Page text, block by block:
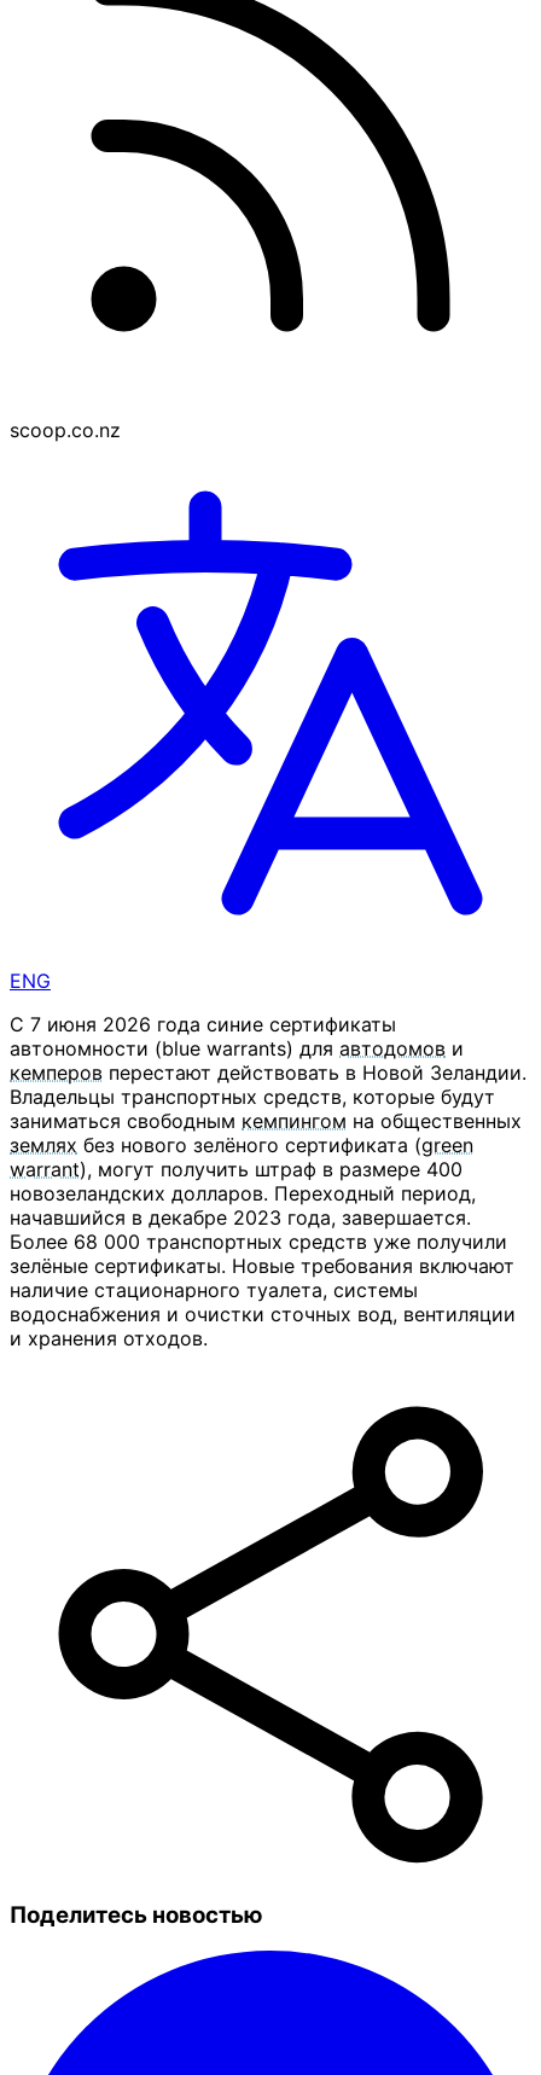
scoop.co.nz
ENG
С 7 июня 2026 года синие сертификаты
автономности (blue warrants) для автодомов и
кемперов перестают действовать в Новой Зеландии.
Владельцы транспортных средств, которые будут
заниматься свободным кемпингом на общественных
землях без нового зелёного сертификата (green
warrant), могут получить штраф в размере 400
новозеландских долларов. Переходный период,
начавшийся в декабре 2023 года, завершается.
Более 68 000 транспортных средств уже получили
зелёные сертификаты. Новые требования включают
наличие стационарного туалета, системы
водоснабжения и очистки сточных вод, вентиляции
и хранения отходов.
Поделитесь новостью